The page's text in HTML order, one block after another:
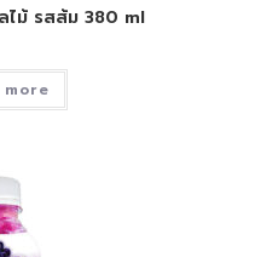
ไม้ รสส้ม 380 ml
more